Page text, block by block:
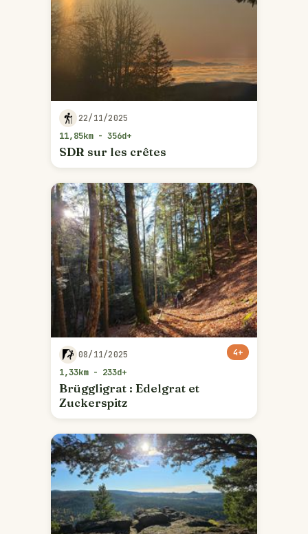
22/11/2025
11,85km - 356d+
SDR sur les crêtes
08/11/2025
1,33km - 233d+
Brüggligrat : Edelgrat et
Zuckerspitz
4+